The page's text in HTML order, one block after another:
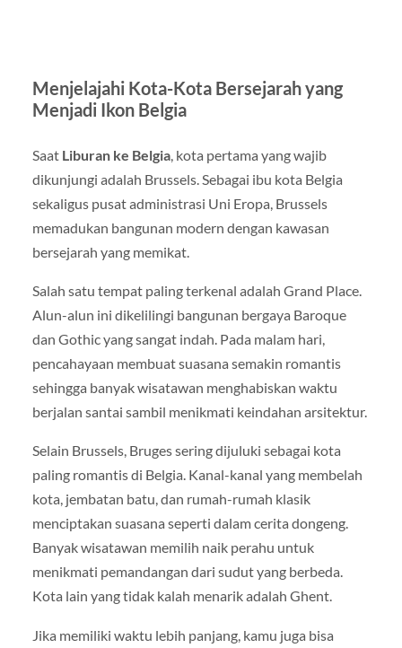
Menjelajahi Kota-Kota Bersejarah yang
Menjadi Ikon Belgia
Saat Liburan ke Belgia, kota pertama yang wajib
dikunjungi adalah Brussels. Sebagai ibu kota Belgia
sekaligus pusat administrasi Uni Eropa, Brussels
memadukan bangunan modern dengan kawasan
bersejarah yang memikat.
Salah satu tempat paling terkenal adalah Grand Place.
Alun-alun ini dikelilingi bangunan bergaya Baroque
dan Gothic yang sangat indah. Pada malam hari,
pencahayaan membuat suasana semakin romantis
sehingga banyak wisatawan menghabiskan waktu
berjalan santai sambil menikmati keindahan arsitektur.
Selain Brussels, Bruges sering dijuluki sebagai kota
paling romantis di Belgia. Kanal-kanal yang membelah
kota, jembatan batu, dan rumah-rumah klasik
menciptakan suasana seperti dalam cerita dongeng.
Banyak wisatawan memilih naik perahu untuk
menikmati pemandangan dari sudut yang berbeda.
Kota lain yang tidak kalah menarik adalah Ghent.
Jika memiliki waktu lebih panjang, kamu juga bisa